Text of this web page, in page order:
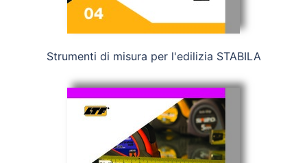
Strumenti di misura per l'edilizia STABILA